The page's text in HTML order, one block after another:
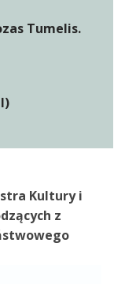
Tumelis.
Kultury i
z